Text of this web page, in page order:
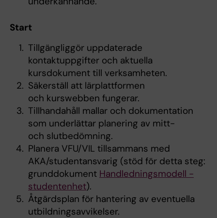
Start
Tillgängliggör uppdaterade
kontaktuppgifter och aktuella
kursdokument till verksamheten.
Säkerställ att lärplattformen
och kurswebben fungerar.
Tillhandahåll mallar och dokumentation
som underlättar planering av mitt-
och slutbedömning.
Planera VFU/VIL tillsammans med
AKA/studentansvarig (stöd för detta steg:
grunddokument Handledningsmodell -
studentenhet).
Åtgärdsplan för hantering av eventuella
utbildningsavvikelser.